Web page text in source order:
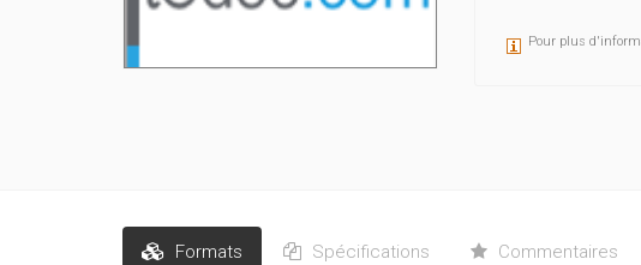
Pour plus
Formats Spécifications Commentaires